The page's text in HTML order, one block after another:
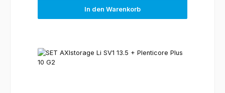
In den Warenkorb